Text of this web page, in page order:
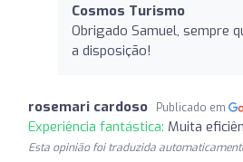
Cosmos Turismo
Obrigado Samuel, sempre
a disposição!
rosemari cardoso Publicado em
Experiência fantástica: Muita
Esta opinião foi traduzida